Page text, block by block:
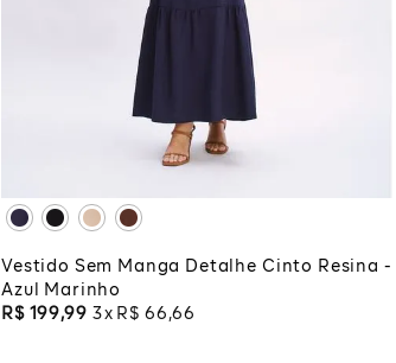
G
XGG
ADICIONAR À SACOLA
Vestido Sem Manga Detalhe Cinto Resina -
Azul Marinho
R$ 199,99 3 R$ 66 ,66